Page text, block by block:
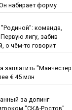
набирает форму
команда,
лигу, забив
о чём-то говорит
заплатить "Манчестер
€ 45 млн
за допинг
"СКА-Ростов"